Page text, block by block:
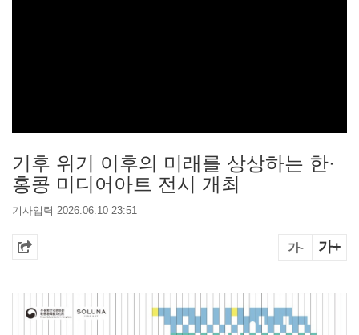
기후 위기 이후의 미래를 상상하는 한·
홍콩 미디어아트 전시 개최
기사입력 2026.06.10 23:51
가- 가+